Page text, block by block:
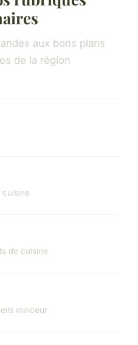
aux bons plans
de la région
cuisine
de cuisine
minceur